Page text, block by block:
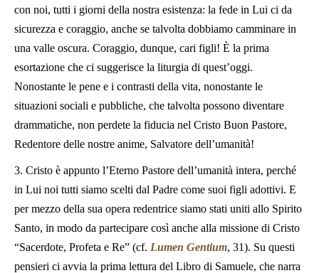
con noi, tutti i giorni della nostra esistenza: la fede in Lui ci da
sicurezza e coraggio, anche se talvolta dobbiamo camminare in
una valle oscura. Coraggio, dunque, cari figli! È la prima
esortazione che ci suggerisce la liturgia di quest’oggi.
Nonostante le pene e i contrasti della vita, nonostante le
situazioni sociali e pubbliche, che talvolta possono diventare
drammatiche, non perdete la fiducia nel Cristo Buon Pastore,
Redentore delle nostre anime, Salvatore dell’umanità!
3. Cristo è appunto l’Eterno Pastore dell’umanità intera, perché
in Lui noi tutti siamo scelti dal Padre come suoi figli adottivi. E
per mezzo della sua opera redentrice siamo stati uniti allo Spirito
Santo, in modo da partecipare così anche alla missione di Cristo
“Sacerdote, Profeta e Re” (cf. Lumen Gentium, 31). Su questi
pensieri ci avvia la prima lettura del Libro di Samuele, che narra